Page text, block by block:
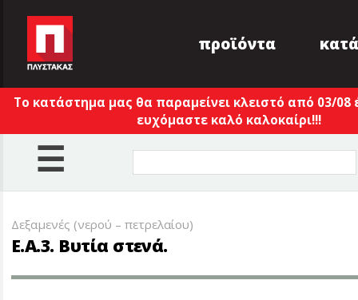
προϊόντα
Το κατάστημα μας θα παραμείνει κλειστό από 03/08
ευχόμαστε καλό καλοκαίρι!!!
☰
Δεξαμενές (νερού – πετρελαίου)
E.A.3. Βυτία στενά.